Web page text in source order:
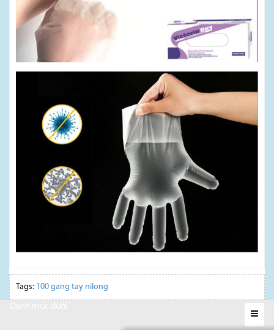
Tags: 100 gang tay nilong